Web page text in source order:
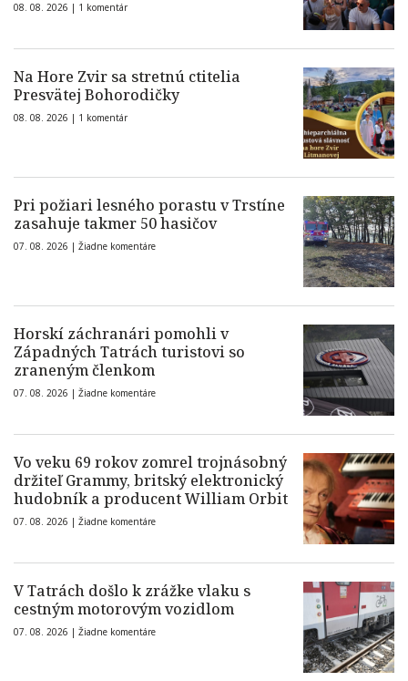
08. 08. 2026 | 1 komentár
Na Hore Zvir sa stretnú ctitelia
Presvätej Bohorodičky
08. 08. 2026 | 1 komentár
Pri požiari lesného porastu v Trstíne
zasahuje takmer 50 hasičov
07. 08. 2026 | Žiadne komentáre
Horskí záchranári pomohli v
Západných Tatrách turistovi so
zraneným členkom
07. 08. 2026 | Žiadne komentáre
Vo veku 69 rokov zomrel trojnásobný
držiteľ Grammy, britský elektronický
hudobník a producent William Orbit
07. 08. 2026 | Žiadne komentáre
V Tatrách došlo k zrážke vlaku s
cestným motorovým vozidlom
07. 08. 2026 | Žiadne komentáre